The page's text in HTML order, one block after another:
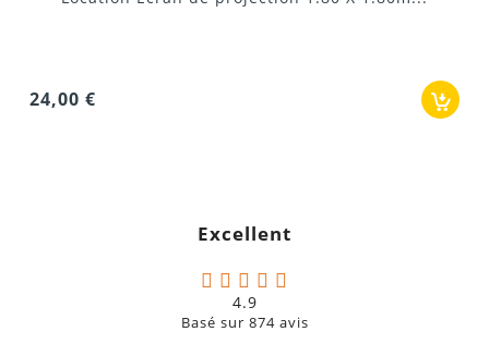
5. Quel est le poids de l’écran et du cadre ?
6. Où peut-on louer cet écran ?
Location disponible à Marseille, Aix-en-Provence et
Excellent
4.9
Basé sur 874avis